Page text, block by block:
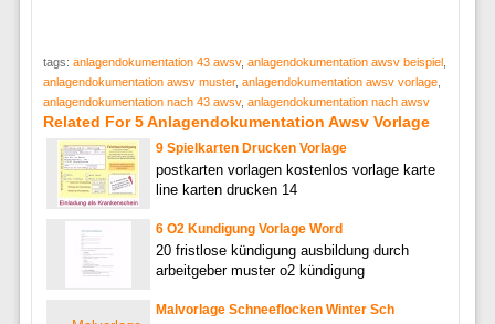
tags: anlagendokumentation 43 awsv, anlagendokumentation awsv beispiel
anlagendokumentation awsv muster, anlagendokumentation awsv vorlage,
anlagendokumentation nach 43 awsv, anlagendokumentation nach awsv
Related For 5 Anlagendokumentation Awsv Vorlage
9 Spielkarten Drucken Vorlage
postkarten vorlagen kostenlos vorlage karte
line karten drucken 14
6 O2 Kundigung Vorlage Word
20 fristlose kündigung ausbildung durch
arbeitgeber muster o2 kündigung
Malvorlage Schneeflocken Winter Sch